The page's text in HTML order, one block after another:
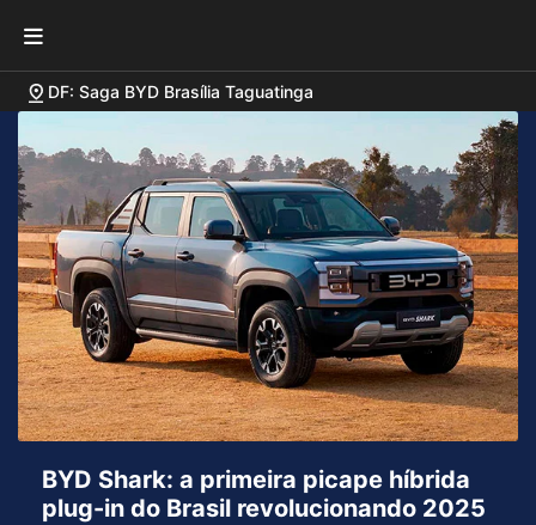
DF: Saga BYD Brasília Taguatinga
BYD Shark: a primeira picape híbrida
plug-in do Brasil revolucionando 2025